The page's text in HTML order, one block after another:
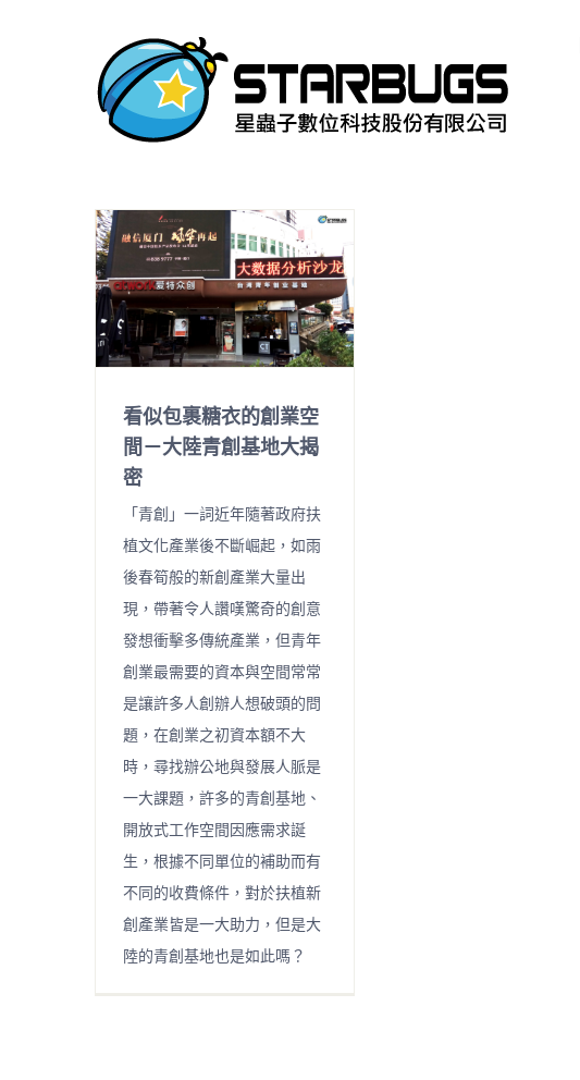
看似包裹糖衣的創業空
間－大陸青創基地大揭
密
「青創」一詞近年隨著政府扶
植文化產業後不斷崛起，如雨
後春筍般的新創產業大量出
現，帶著令人讚嘆驚奇的創意
發想衝擊多傳統產業，但青年
創業最需要的資本與空間常常
是讓許多人創辦人想破頭的問
題，在創業之初資本額不大
時，尋找辦公地與發展人脈是
一大課題，許多的青創基地、
開放式工作空間因應需求誕
生，根據不同單位的補助而有
不同的收費條件，對於扶植新
創產業皆是一大助力，但是大
陸的青創基地也是如此嗎？